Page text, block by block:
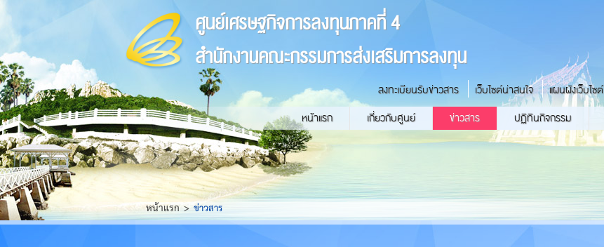
ศูนย์เศรษฐกิจการลงทุนภาคที่ 4
สำนักงานคณะกรรมการส่งเสริมการลงทุน
ลงทะเบียนรับข่าวสาร เว็บไซต์น่าสนใจ แผนผังเว็บไซต์
หน้าแรก
เกี่ยวกับศูนย์ ข่าวสาร ปฏิทินกิจกรรม
หน้าแรก ข่าวสาร